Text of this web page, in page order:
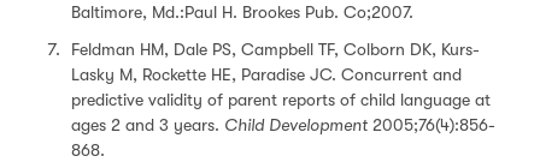
Baltimore, Md.:Paul H. Brookes Pub. Co;2007.
Feldman HM, Dale PS, Campbell TF, Colborn DK, Kurs-
Lasky M, Rockette HE, Paradise JC. Concurrent and
predictive validity of parent reports of child language at
ages 2 and 3 years. Child Development 2005;76(4):856-
868.